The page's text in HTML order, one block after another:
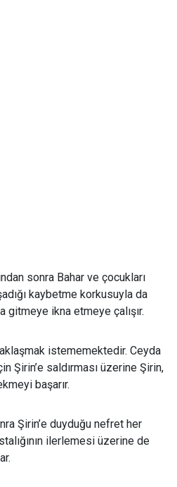
sonra Bahar ve çocukları
kaybetme korkusuyla da
gitmeye ikna etmeye çalışır.
istememektedir. Ceyda
Şirin’e saldırması üzerine Şirin,
başarır.
Şirin’e duyduğu nefret her
ilerlemesi üzerine de